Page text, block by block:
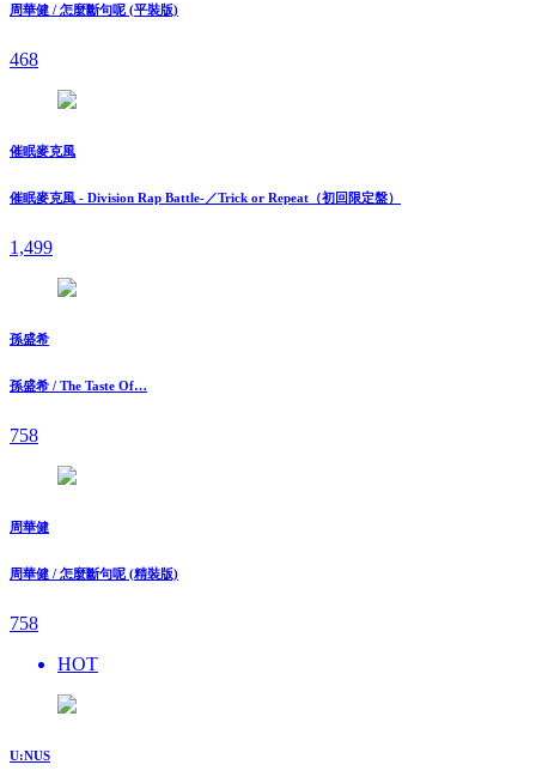
周華健 / 怎麼斷句呢 (平裝版)
468
催眠麥克風
催眠麥克風 - Division Rap Battle-／Trick or Repeat（初回限定盤）
1,499
孫盛希
孫盛希 / The Taste Of…
758
周華健
周華健 / 怎麼斷句呢 (精裝版)
758
HOT
U:NUS